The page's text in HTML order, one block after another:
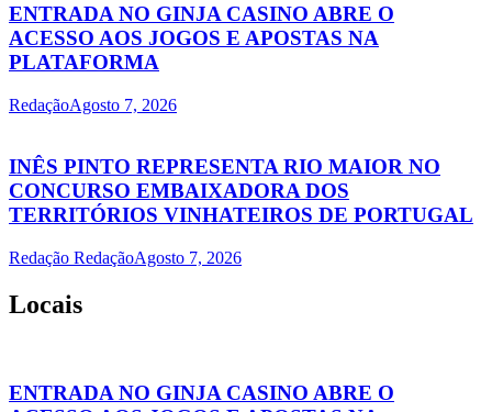
ENTRADA NO GINJA CASINO ABRE O
ACESSO AOS JOGOS E APOSTAS NA
PLATAFORMA
RedaçãoAgosto 7, 2026
INÊS PINTO REPRESENTA RIO MAIOR NO
CONCURSO EMBAIXADORA DOS
TERRITÓRIOS VINHATEIROS DE PORTUGAL
Redação RedaçãoAgosto 7, 2026
Locais
ENTRADA NO GINJA CASINO ABRE O